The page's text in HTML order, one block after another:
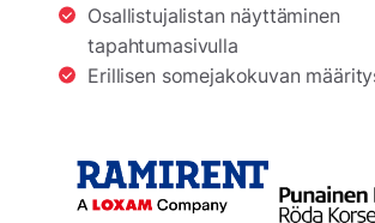
Osallistujalistan näyttäminen
tapahtumasivulla
Erillisen somejakokuvan